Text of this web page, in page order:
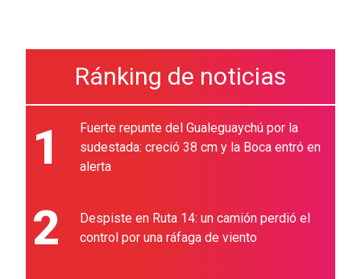
Ránking de noticias
1
Fuerte repunte del Gualeguaychú por la
sudestada: creció 38 cm y la Boca entró en
alerta
2
Despiste en Ruta 14: un camión perdió el
control por una ráfaga de viento